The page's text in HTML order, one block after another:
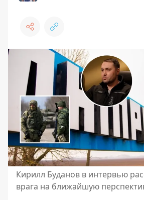
Кирилл Буданов в интервью
врага на ближайшую